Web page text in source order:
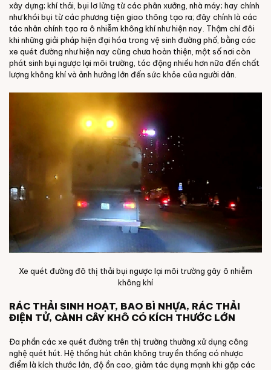
xây dựng; khí thải, bụi lơ lửng từ các phân xưởng, nhà máy; hay chính
như khói bụi từ các phương tiện giao thông tạo ra; đây chính là các
tác nhân chính tạo ra ô nhiễm không khí như hiện nay. Thậm chí đôi
khi những giải pháp hiện đại hóa trong vệ sinh đường phố, bằng các
xe quét đường như hiện nay cũng chưa hoàn thiện, một số nơi còn
phát sinh bụi ngược lại môi trường, tác động nhiều hơn nữa đến chất
lượng không khí và ảnh hưởng lớn đến sức khỏe của người dân.
Xe quét đường đô thị thải bụi ngược lại môi trường gây ô nhiễm
không khí
RÁC THẢI SINH HOẠT, BAO BÌ NHỰA, RÁC THẢI
ĐIỆN TỬ, CÀNH CÂY KHÔ CÓ KÍCH THƯỚC LỚN
Đa phần các xe quét đường trên thị trường thường xử dụng công
nghệ quét hút. Hệ thống hút chân không truyền thống có nhược
điểm là kích thước lớn, độ ồn cao, giảm tác dụng mạnh khi gặp các